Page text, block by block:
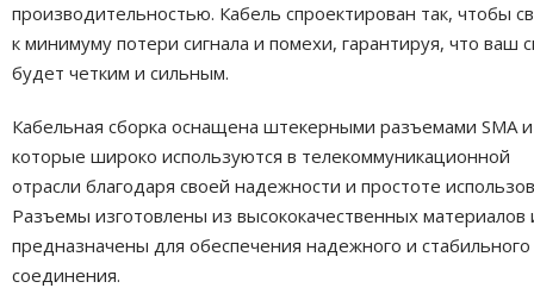
производительностью. Кабель спроектирован так, чтобы
к минимуму потери сигнала и помехи, гарантируя, что ваш
будет четким и сильным.
Кабельная сборка оснащена штекерными разъемами SMA
которые широко используются в телекоммуникационной
отрасли благодаря своей надежности и простоте
Разъемы изготовлены из высококачественных материалов
предназначены для обеспечения надежного и стабильного
соединения.